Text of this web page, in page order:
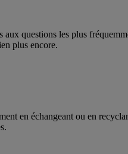
aux questions les plus
plus encore.
en échangeant ou en